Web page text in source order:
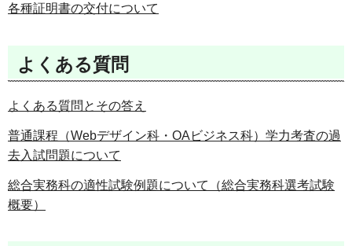
各種証明書の交付について
よくある質問
よくある質問とその答え
普通課程（Webデザイン科・OAビジネス科）学力考査の過
去入試問題について
総合実務科の適性試験例題について（総合実務科選考試験
概要）